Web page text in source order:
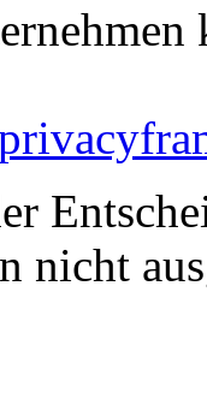
nicht